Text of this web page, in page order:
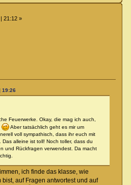
21:12 »
19:26
Feuerwerke. Okay, die mag ich auch,
Aber tatsächlich geht es mir um
voll sympathisch, dass ihr euch mit
alleine ist toll! Noch toller, dass du
und Rückfragen verwendest. Da macht
ich finde das klasse, wie
auf Fragen antwortest und auf